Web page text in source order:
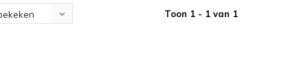
Toon 1 - 1 van 1